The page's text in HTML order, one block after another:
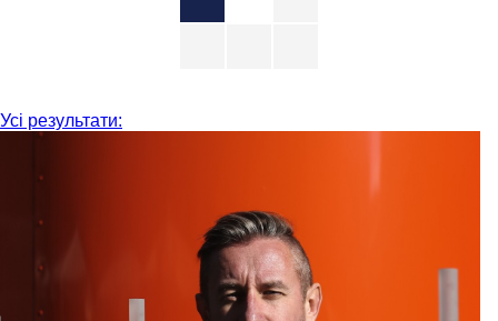
Усі результати: